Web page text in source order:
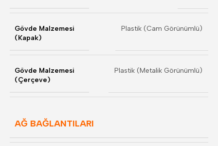
Gövde Malzemesi
(Kapak)
Plastik (Cam Görünümlü)
Gövde Malzemesi
(Çerçeve)
Plastik (Metalik Görünümlü)
AĞ BAĞLANTILARI